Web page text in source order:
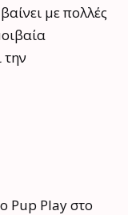
με πολλές
την
Pup Play στο